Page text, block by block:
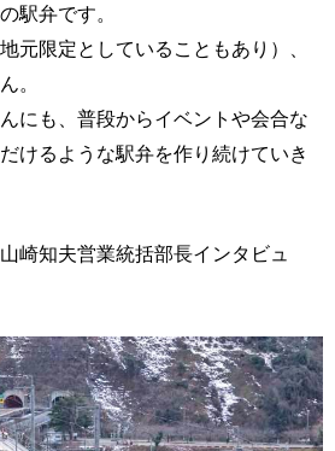
駅弁です。
元限定としていることもあり）、
。
にも、普段からイベントや会合な
けるような駅弁を作り続けていき
崎知夫営業統括部長インタビュ